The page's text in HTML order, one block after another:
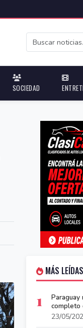
SOCIEDAD
MÁS LEÍDAS
1
completo
23/05/